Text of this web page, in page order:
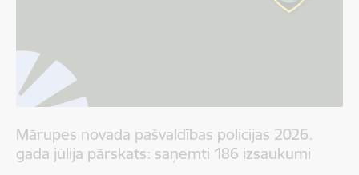
Mārupes novada pašvaldības policijas 2026.
gada jūlija pārskats: saņemti 186 izsaukumi